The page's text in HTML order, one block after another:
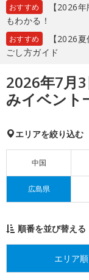
おすすめ
【2026
もわかる！
おすすめ
【2026
ごし方ガイド
2026年7月
みイベント
エリアを絞り込む
中国
広島県
順番を並び替える
エリア順